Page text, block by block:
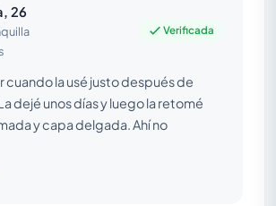
26
Verificada
cuando la usé justo después de
dejé unos días y luego la retomé
y capa delgada. Ahí no